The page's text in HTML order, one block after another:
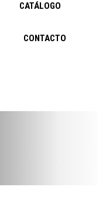
CATÁLOGO
CONTACTO